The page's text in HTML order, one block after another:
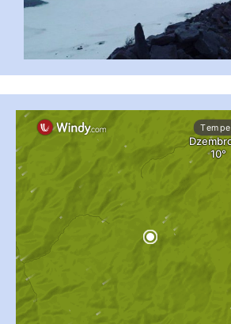
...
pimrec_project